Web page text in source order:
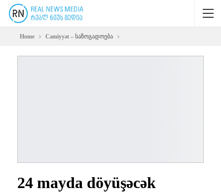
Home Cəmiyyət – საზოგადოება
24 mayda döyüşəcək